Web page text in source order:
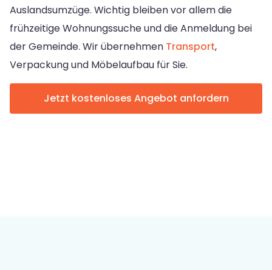
Auslandsumzüge. Wichtig bleiben vor allem die
frühzeitige Wohnungssuche und die Anmeldung bei
der Gemeinde. Wir übernehmen Transport,
Verpackung und Möbelaufbau für Sie.
Jetzt kostenloses Angebot anfordern